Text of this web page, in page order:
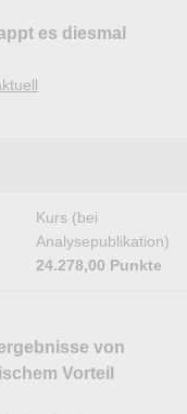
es diesmal
Kurs (bei
Analysepublikation)
24.278,00 Punkte
von
Vorteil